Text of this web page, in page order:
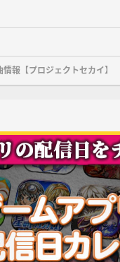
報【プロジェクトセカイ】